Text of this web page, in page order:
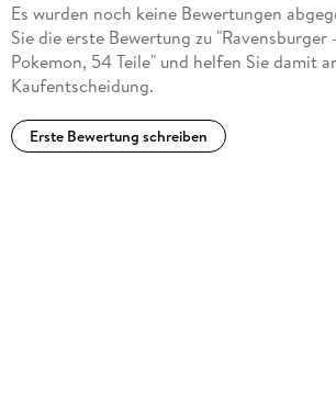
Es wurden noch keine Bewertungen
Sie die erste Bewertung zu "Ravensburger
Pokemon, 54 Teile" und helfen Sie damit
Kaufentscheidung.
Erste Bewertung schreiben